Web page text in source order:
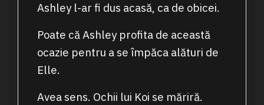
Ashley l-ar fi dus acasă, ca de obicei.
Poate că Ashley profita de această
ocazie pentru a se împăca alături de
Elle.
Avea sens. Ochii lui Koi se măriră.